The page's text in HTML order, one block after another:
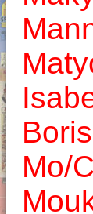
Boris
Mo/